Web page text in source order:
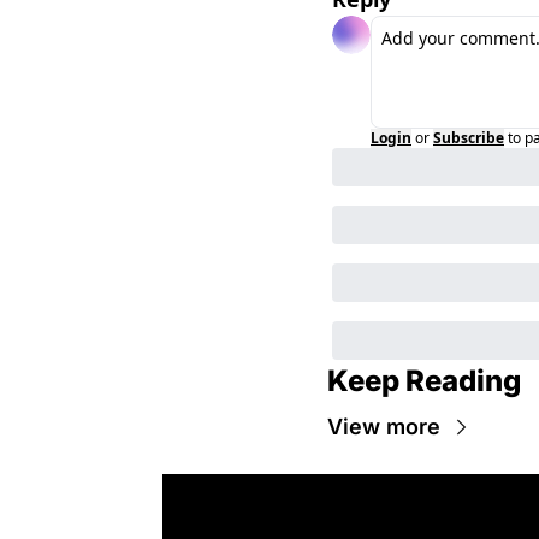
Login orSubscribeto
Keep Reading
View more